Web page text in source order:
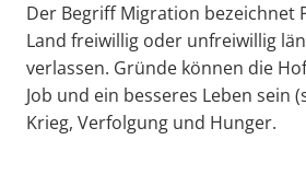
Der Begriff Migration bezeichnet
Land freiwillig oder unfreiwillig
verlassen. Gründe können die
Job und ein besseres Leben sein
Krieg, Verfolgung und Hunger.